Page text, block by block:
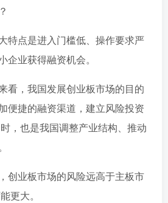
特点是进入门槛低、操作要求严
企业获得融资机会。
看，我国发展创业板市场的目的
便捷的融资渠道，建立风险投资
，也是我国调整产业结构、推动
创业板市场的风险远高于主板市
更大。